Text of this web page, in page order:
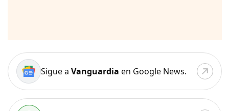
Sigue a Vanguardia en Google News.